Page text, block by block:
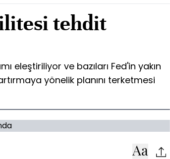
tehdit
eleştiriliyor ve bazıları Fed'in yakın
yönelik planını terketmesi